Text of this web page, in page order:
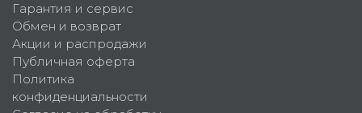
Гарантия и сервис
Обмен и возврат
Акции и распродажи
Публичная оферта
Политика
конфиденциальности